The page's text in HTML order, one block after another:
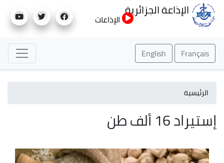
إلى
الإذاعة الجزائرية
الإذاعات
Français
English
الرئيسية
إستيراد 16 ألف طن